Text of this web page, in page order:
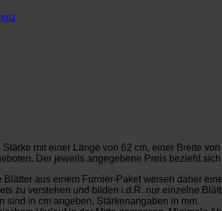
mit einer Länge von 62 cm, einer Breite
Der jeweils angegebene Preis bezieht
Blätter aus einem Furnier-Paket weisen daher
zu verstehen und bilden i.d.R. nur einzelne
sind in cm angeben, Stärkenangaben in mm.